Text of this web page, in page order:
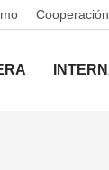
Cooperación